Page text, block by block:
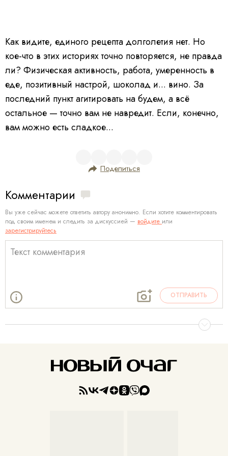
Как видите, единого рецепта долголетия нет. Но
кое-что в этих историях точно повторяется, не правда
ли? Физическая активность, работа, умеренность в
еде, позитивный настрой, шоколад и... вино. За
последний пункт агитировать на будем, а всё
остальное — точно вам не навредит. Если, конечно,
вам можно есть сладкое...
Поделиться
Комментарии
Вы уже сейчас можете ответить автору анонимно. Если хотите комментировать
под своим именем и следить за дискуссией — войдите или
зарегистрируйтесь
ОТПРАВИТЬ